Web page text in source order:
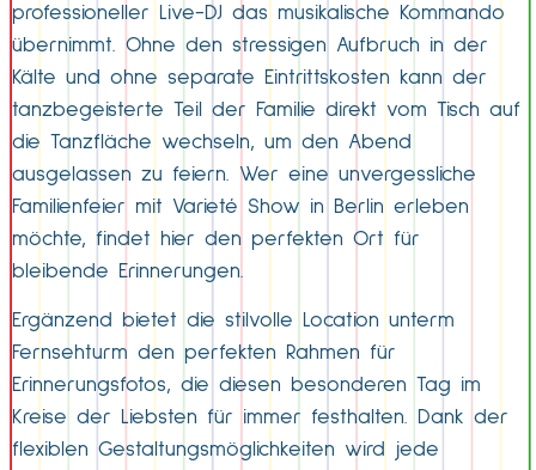
professioneller Live-DJ das musikalische Kommando
übernimmt. Ohne den stressigen Aufbruch in der
Kälte und ohne separate Eintrittskosten kann der
tanzbegeisterte Teil der Familie direkt vom Tisch auf
die Tanzfläche wechseln, um den Abend
ausgelassen zu feiern. Wer eine unvergessliche
Familienfeier mit Varieté Show in Berlin erleben
möchte, findet hier den perfekten Ort für
bleibende Erinnerungen.
Ergänzend bietet die stilvolle Location unterm
Fernsehturm den perfekten Rahmen für
Erinnerungsfotos, die diesen besonderen Tag im
Kreise der Liebsten für immer festhalten. Dank der
flexiblen Gestaltungsmöglichkeiten wird jede